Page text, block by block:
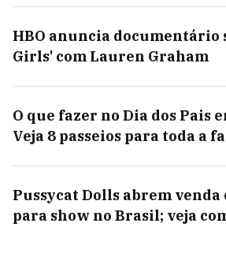
HBO anuncia documentário
Girls' com Lauren Graham
O que fazer no Dia dos Pais
Veja 8 passeios para toda a
Pussycat Dolls abrem venda
para show no Brasil; veja